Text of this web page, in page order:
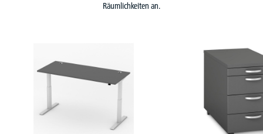
Räumlichkeiten an.